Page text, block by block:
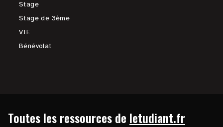
Stage
Stage de 3ème
VIE
Bénévolat
Toutes les ressources de letudiant.fr